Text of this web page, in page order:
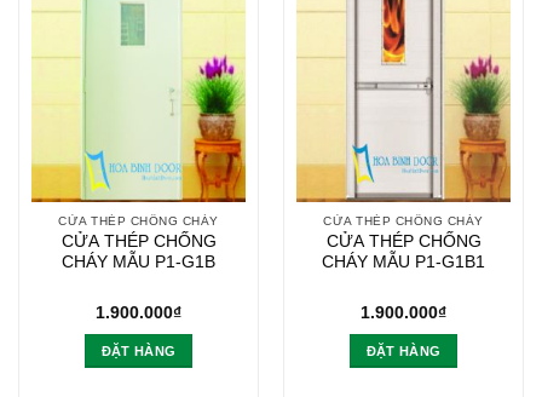
CỬA THÉP CHỐNG CHÁY
CỬA THÉP CHỐNG
CHÁY MẪU P1-G1B
1.900.000₫
ĐẶT HÀNG
CỬA THÉP CHỐNG CHÁY
CỬA THÉP CHỐNG
CHÁY MẪU P1-G1B1
1.900.000₫
ĐẶT HÀNG